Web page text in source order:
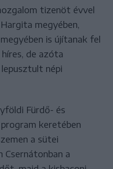
tizenöt évvel
megyében,
is újítanak fel
de azóta
népi
Fürdő- és
keretében
a sütei
Csernátonban a